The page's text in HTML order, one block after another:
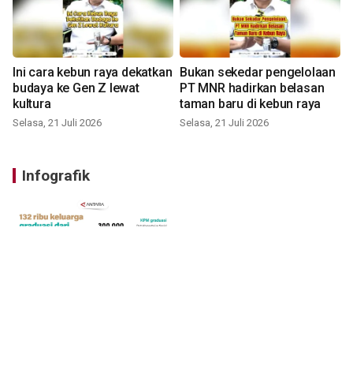
Ini cara kebun raya dekatkan
budaya ke Gen Z lewat
kultura
Selasa, 21 Juli 2026
Bukan sekedar pengelolaan
PT MNR hadirkan belasan
taman baru di kebun raya
Selasa, 21 Juli 2026
Infografik